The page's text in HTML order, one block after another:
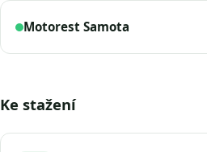
Motorest Samota
Ke stažení